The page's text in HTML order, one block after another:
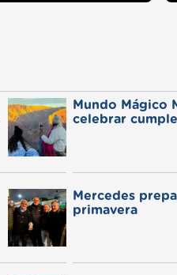
Mundo Mágico
celebrar
Mercedes
primavera